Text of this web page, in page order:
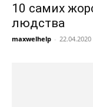
10 самих
людства
maxwelhelp - 22.04.2020